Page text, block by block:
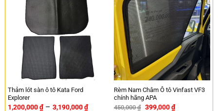
Thảm lót sàn ô tô Kata Ford
Explorer
1,200,000₫ – 3,190,000₫
Rèm Nam Châm Ô tô Vinfast VF3
chính hãng APA
450,000₫ 399,000₫